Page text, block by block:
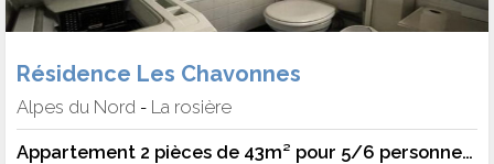
Résidence Les Chavonnes
Alpes du Nord - La rosière
Appartement 2 pièces de 43m² pour 5/6 personnes - 6 pers. - 43m2 - TV